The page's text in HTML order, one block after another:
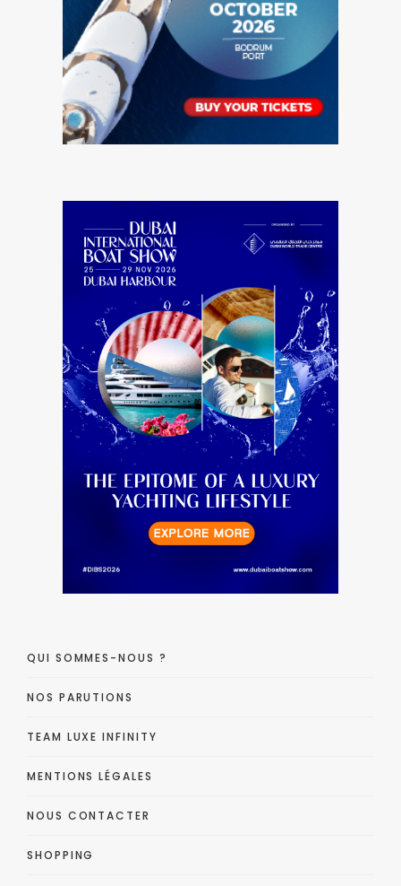
QUI SOMMES-NOUS ?
NOS PARUTIONS
TEAM LUXE INFINITY
MENTIONS LÉGALES
NOUS CONTACTER
SHOPPING